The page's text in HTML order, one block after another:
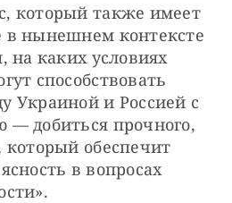
который также имеет
в нынешнем контексте
на каких условиях
способствовать
Украиной и Россией с
— добиться прочного,
который обеспечит
в вопросах